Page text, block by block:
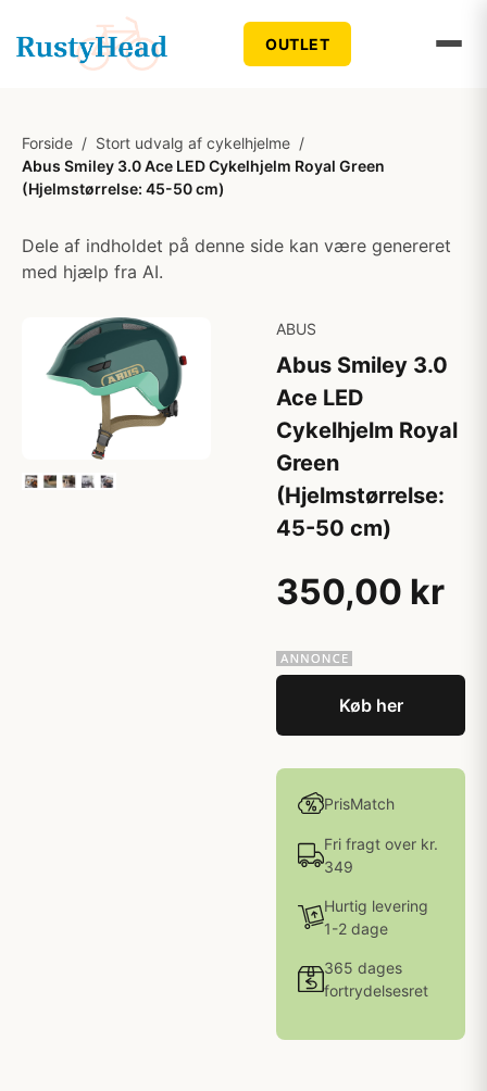
OUTLET
Forside / Stort udvalg af cykelhjelme /
Abus Smiley 3.0 Ace LED Cykelhjelm Royal Green
(Hjelmstørrelse: 45-50 cm)
Dele af indholdet på denne side kan være genereret
med hjælp fra AI.
ABUS
Abus Smiley 3.0
Ace LED
Cykelhjelm Royal
Green
(Hjelmstørrelse:
45-50 cm)
350,00 kr
Køb her
PrisMatch
Fri fragt over kr.
349
Hurtig levering
1-2 dage
365 dages
fortrydelsesret